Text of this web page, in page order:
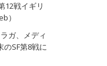
12戦イギリ
）
ガ、メディ
のSF第8戦に